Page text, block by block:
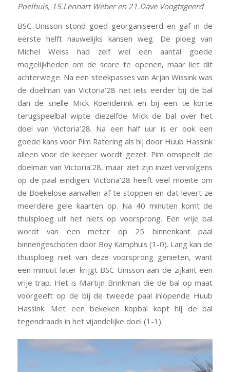
Poelhuis, 15.Lennart Weber en 21.Dave Voogtsgeerd
BSC Unisson stond goed georganiseerd en gaf in de
eerste helft nauwelijks kansen weg. De ploeg van
Michel Weiss had zelf wel een aantal goede
mogelijkheden om de score te openen, maar liet dit
achterwege. Na een steekpasses van Arjan Wissink was
de doelman van Victoria’28 net iets eerder bij de bal
dan de snelle Mick Koenderink en bij een te korte
terugspeelbal wipte diezelfde Mick de bal over het
doel van Victoria’28. Na een half uur is er ook een
goede kans voor Pim Ratering als hij door Huub Hassink
alleen voor de keeper wordt gezet. Pim omspeelt de
doelman van Victoria’28, maar ziet zijn inzet vervolgens
op de paal eindigen. Victoria’28 heeft veel moeite om
de Boekelose aanvallen af te stoppen en dat levert ze
meerdere gele kaarten op. Na 40 minuten komt de
thuisploeg uit het niets op voorsprong. Een vrije bal
wordt van een meter op 25 binnenkant paal
binnengeschoten door Boy Kamphuis (1-0). Lang kan de
thuisploeg niet van deze voorsprong genieten, want
een minuut later krijgt BSC Unisson aan de zijkant een
vrije trap. Het is Martijn Brinkman die de bal op maat
voorgeeft op de bij de tweede paal inlopende Huub
Hassink. Met een bekeken kopbal kopt hij de bal
tegendraads in het vijandelijke doel (1-1).